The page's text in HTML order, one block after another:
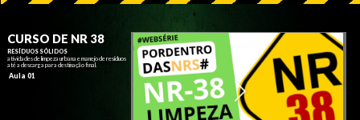
atividades de limpeza urbana e manejo de resíduos
até a descarga para destinação final.
CURSO DE NR 38
Aula 01
RESÍDUOS SÓLIDOS